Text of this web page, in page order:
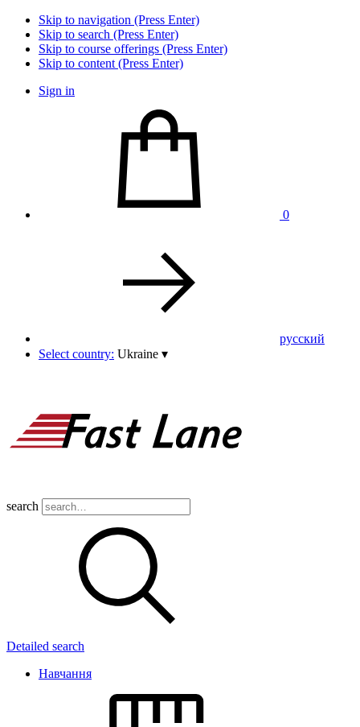
Skip to navigation (Press Enter)
Skip to search (Press Enter)
Skip to course offerings (Press Enter)
Skip to content (Press Enter)
Sign in
0
pусский
Select country: Ukraine ▾
search
Detailed search
Навчання